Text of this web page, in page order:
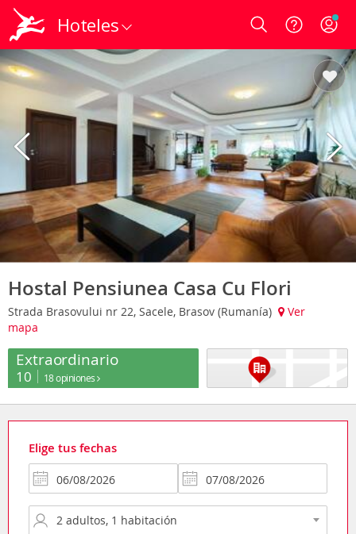
Hoteles Login
Hostal Pensiunea Casa Cu Flori
Strada Brasovului nr 22, Sacele, Brasov (Rumanía)
Ver
mapa
Extraordinario
10 18 opiniones
Elige tus fechas